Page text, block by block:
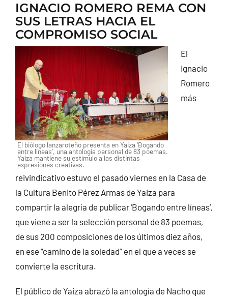
IGNACIO ROMERO REMA CON
SUS LETRAS HACIA EL
COMPROMISO SOCIAL
El biólogo lanzaroteño presenta en Yaiza ‘Bogando
entre líneas’, una antología personal de 83 poemas.
Yaiza mantiene su estímulo a las distintas
expresiones creativas.
El
Ignacio
Romero
más
reivindicativo estuvo el pasado viernes en la Casa de
la Cultura Benito Pérez Armas de Yaiza para
compartir la alegría de publicar ‘Bogando entre líneas’,
que viene a ser la selección personal de 83 poemas,
de sus 200 composiciones de los últimos diez años,
en ese “camino de la soledad” en el que a veces se
convierte la escritura.
El público de Yaiza abrazó la antología de Nacho que